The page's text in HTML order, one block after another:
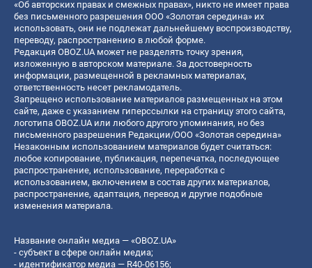
«Об авторских правах и смежных правах», никто не имеет права
без письменного разрешения ООО «Золотая середина» их
использовать, они не подлежат дальнейшему воспроизводству,
переводу, распространению в любой форме.
Редакция OBOZ.UA может не разделять точку зрения,
изложенную в авторском материале. За достоверность
информации, размещенной в рекламных материалах,
ответственность несет рекламодатель.
Запрещено использование материалов размещенных на этом
сайте, даже с указанием гиперссылки на страницу этого сайта,
логотипа OBOZ.UA или любого другого упоминания, но без
письменного разрешения Редакции/ООО «Золотая середина»
Незаконным использованием материалов будет считаться:
любое копирование, публикация, перепечатка, последующее
распространение, использование, переработка с
использованием, включением в состав других материалов,
распространение, адаптация, перевод и другие подобные
изменения материала.
Название онлайн медиа — «OBOZ.UA»
- субъект в сфере онлайн медиа;
- идентификатор медиа — R40-06156;